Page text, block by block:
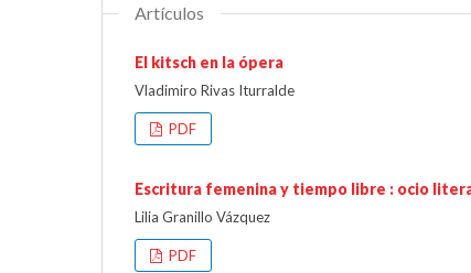
Artículos
El kitsch en la ópera
Vladimiro Rivas Iturralde
PDF
Escritura femenina y tiempo libre : ocio
Lilia Granillo Vázquez
PDF